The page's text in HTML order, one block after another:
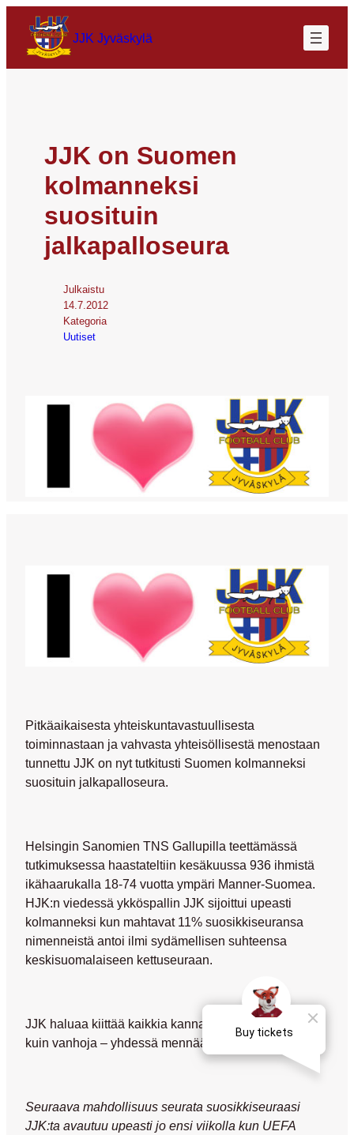
JJK Jyväskylä
JJK on Suomen
kolmanneksi
suosituin
jalkapalloseura
Julkaistu
14.7.2012
Kategoria
Uutiset
Pitkäaikaisesta yhteiskuntavastuullisesta
toiminnastaan ja vahvasta yhteisöllisestä menostaan
tunnettu JJK on nyt tutkitusti Suomen kolmanneksi
suosituin jalkapalloseura.
Helsingin Sanomien TNS Gallupilla teettämässä
tutkimuksessa haastateltiin kesäkuussa 936 ihmistä
ikähaarukalla 18-74 vuotta ympäri Manner-Suomea.
HJK:n viedessä ykköspallin JJK sijoittui upeasti
kolmanneksi kun mahtavat 11% suosikkiseuransa
nimenneistä antoi ilmi sydämellisen suhteensa
keskisuomalaiseen kettuseuraan.
JJK haluaa kiittää kaikkia kannattajiaan – niin uusia
kuin vanhoja – yhdessä mennään nyt ja aina!
Seuraava mahdollisuus seurata suosikkiseuraasi
JJK:ta avautuu upeasti jo ensi viikolla kun UEFA